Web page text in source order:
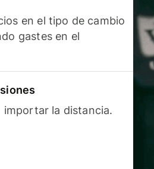
en el tipo de cambio
gastes en el
importar la distancia.